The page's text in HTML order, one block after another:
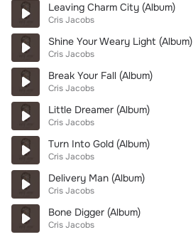
Leaving Charm City (Album)
Cris Jacobs
Shine Your Weary Light (Album)
Cris Jacobs
Break Your Fall (Album)
Cris Jacobs
Little Dreamer (Album)
Cris Jacobs
Turn Into Gold (Album)
Cris Jacobs
Delivery Man (Album)
Cris Jacobs
Bone Digger (Album)
Cris Jacobs